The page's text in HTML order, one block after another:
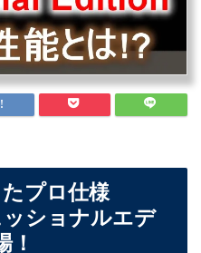
プロ仕様
ッショナルエデ
！